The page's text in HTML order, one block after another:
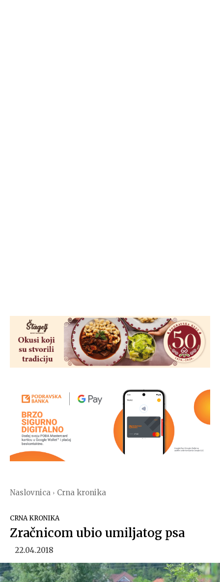
Naslovnica Crna kronika
CRNA KRONIKA
Zračnicom ubio umiljatog psa
22.04.2018